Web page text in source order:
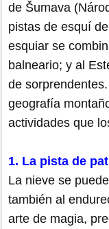
de Šumava
pistas de esquí
esquiar se
balneario; y al
de
geografía
actividades que
1. La pista de
La nieve se
también al
arte de magia,